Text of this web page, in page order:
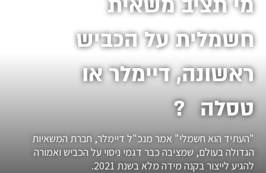
חשמלית על הכביש
ראשונה, דיימלר או
טסלה ?
"העתיד הוא חשמלי" אמר מנכ"ל דיימלר, חברת המשאיות
הגדולה בעולם, שמציבה כבר דגמי ניסוי על הכביש ואמורה
להגיע לייצור בקנה מידה מלא בשנת 2021.